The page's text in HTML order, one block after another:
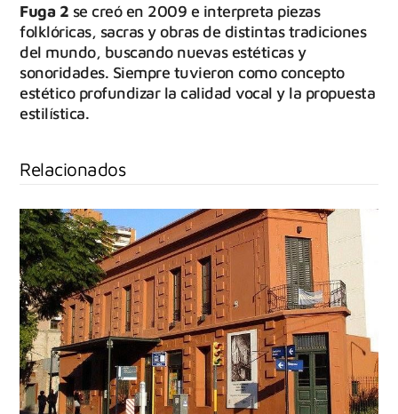
Fuga 2 se creó en 2009 e interpreta piezas
folklóricas, sacras y obras de distintas tradiciones
del mundo, buscando nuevas estéticas y
sonoridades. Siempre tuvieron como concepto
estético profundizar la calidad vocal y la propuesta
estilística.
Relacionados